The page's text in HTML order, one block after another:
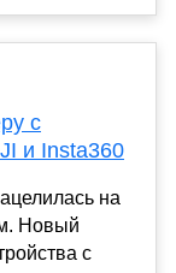
с
и Insta360
на
Новый
с